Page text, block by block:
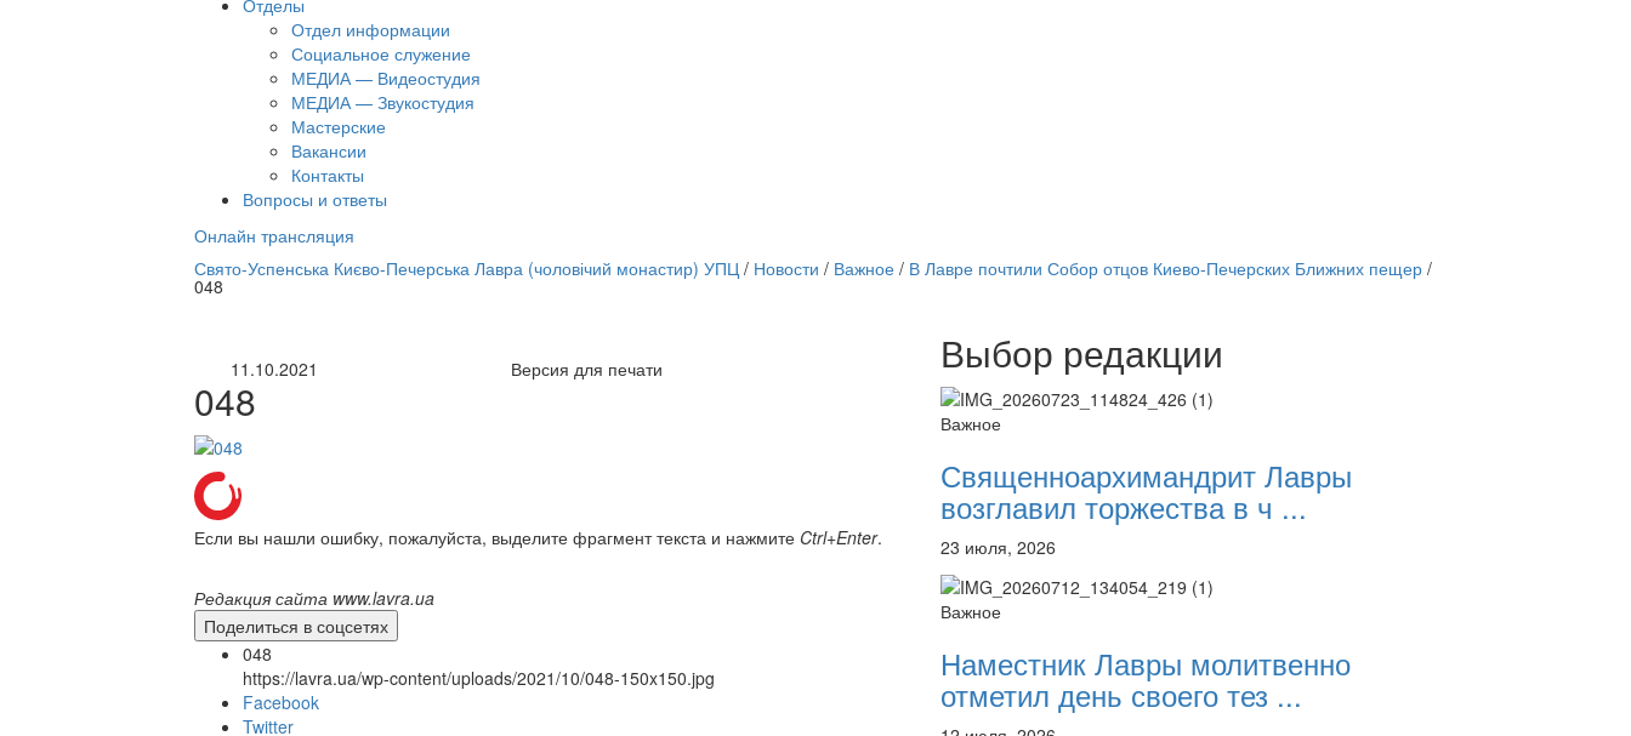
Отделы
Отдел информации
Социальное служение
МЕДИА — Видеостудия
МЕДИА — Звукостудия
Мастерские
Вакансии
Контакты
Вопросы и ответы
Онлайн трансляция
12 сентября
Онлайн трансляции
12 сентября 2015
12 сентября 2015Название трансляции
12 сентября 2015
12 сентября 2015Название трансляции
12 сентября 2015Название трансляции
Название трансляции
12 сентября 2015Название трансляции
Перейти к архиву
Свято-Успенська Києво-Печерська Лавра (чоловічий монастир) УПЦ/ Новости / Важное/ В Лавре почтили Собор отцов Киево-Печерских Ближних пещер/
048
11.10.2021 Версия для печати
048
Если вы нашли ошибку, пожалуйста, выделите фрагмент текста и нажмите Ctrl+Enter.
Редакция сайта www.lavra.ua
Поделиться в соцсетях
048
https://lavra.ua/wp-content/uploads/2021/10/048-150x150.jpg
Facebook
Twitter
Выбор редакции
Важное
Священноархимандрит Лавры
возглавил торжества в ч ...
23 июля, 2026
Важное
Наместник Лавры молитвенно
отметил день своего тез ...